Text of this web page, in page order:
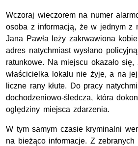
Wczoraj wieczorem na numer
osoba z informacją, że w jednym z
Jana Pawła leży zakrwawiona
adres natychmiast wysłano
ratunkowe. Na miejscu okazało
właścicielka lokalu nie żyje, a na
liczne rany kłute. Do pracy
dochodzeniowo-śledcza, która
oględziny miejsca zdarzenia.
W tym samym czasie kryminalni
na bieżąco informacje. Z zebranych